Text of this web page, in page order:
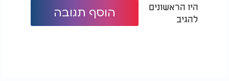
היו הראשונים
להגיב
הוסף תגובה